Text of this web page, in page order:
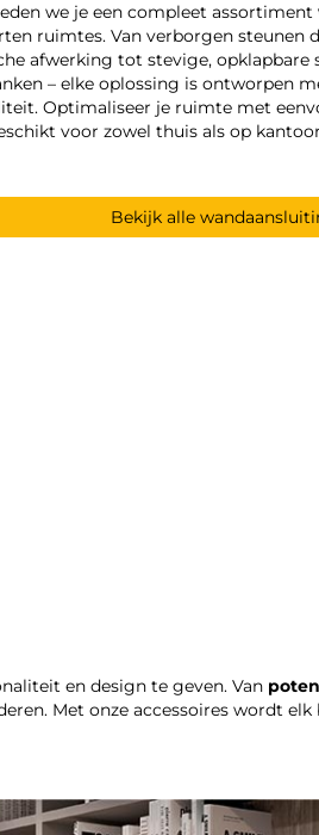
we je een compleet assortiment
ruimtes. Van verborgen steunen
afwerking tot stevige,
– elke oplossing is ontworpen
Optimaliseer je ruimte met
voor zowel thuis als op
Bekijk alle
en design te geven. Van
Met onze accessoires wordt